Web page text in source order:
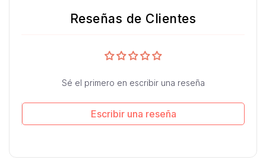
Reseñas de Clientes
Sé el primero en escribir una reseña
Escribir una reseña